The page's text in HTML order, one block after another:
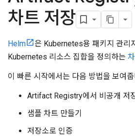
차트 저장
Helm
은 Kubernetes용 패키지 관리
Kubernetes 리소스 집합을 정의하는
이 빠른 시작에서는 다음 방법을 보여줍
Artifact Registry에서 비공개 저
샘플 차트 만들기
저장소로 인증